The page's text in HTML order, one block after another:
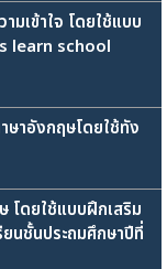
มเข้าใจ โดยใช้แบบ
learn school
ษาอังกฤษโดยใช้ทัง
โดยใช้แบบฝึกเสริม
นชั้นประถมศึกษาปีที่